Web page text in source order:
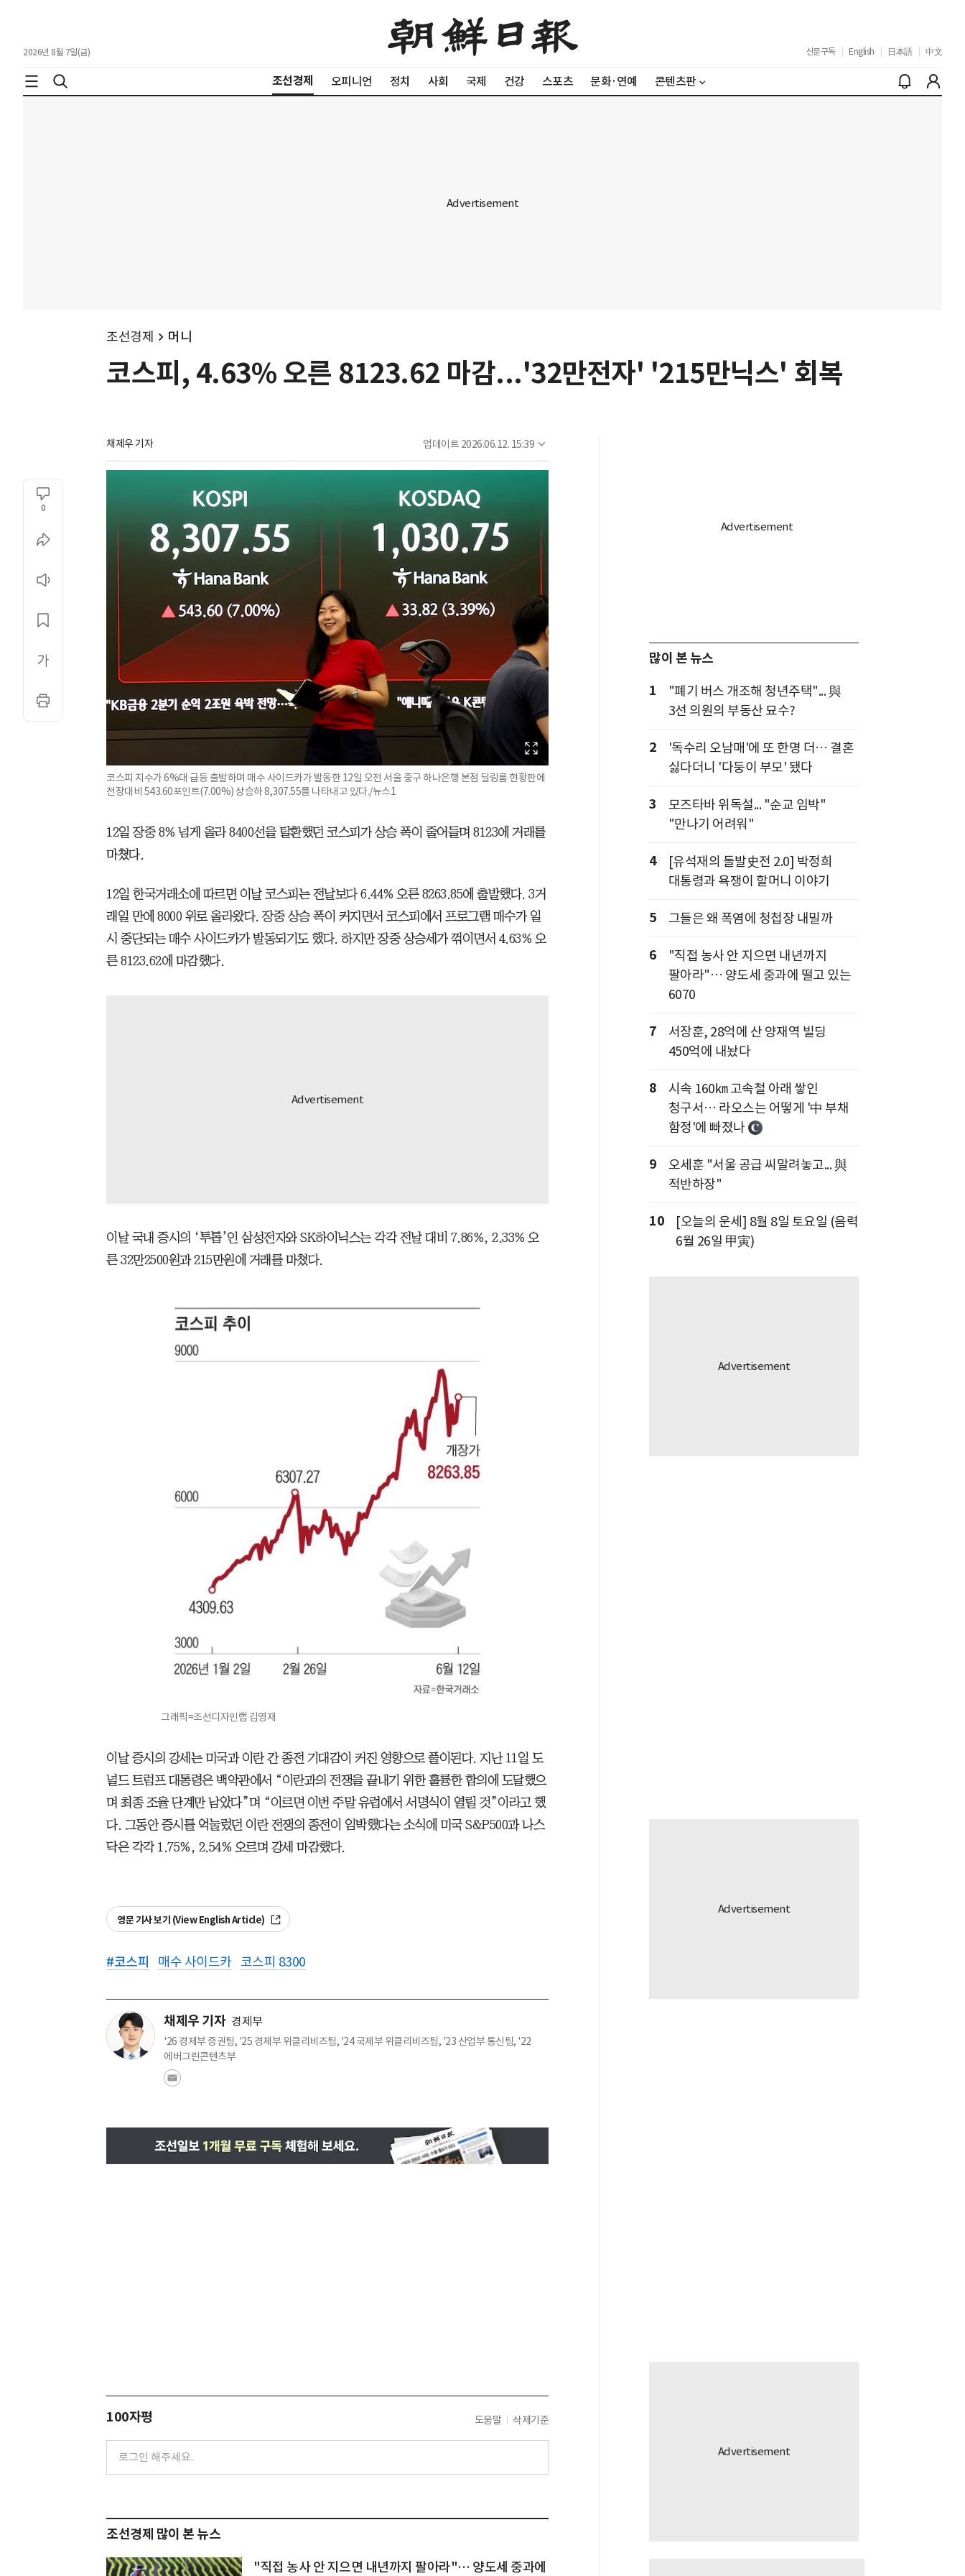
2026년 8월 7일(금) 신문구독 English 日本語 中文
조선경제 오피니언 정치 사회 국제 건강 스포츠 문화·연예 콘텐츠판
조선경제 머니
코스피, 4.63% 오른 8123.62 마감...'32만전자' '215만닉스' 회복
채제우 기자 업데이트 2026.06.12. 15:39
0
코스피 지수가 6%대 급등 출발하며 매수 사이드카가 발동한 12일 오전 서울 중구 하나은행 본점 딜링룸 현황판에
전장대비 543.60포인트(7.00%) 상승하 8,307.55를 나타내고 있다./뉴스1
12일 장중 8% 넘게 올라 8400선을 탈환했던 코스피가 상승 폭이 줄어들며 8123에 거래를
마쳤다.
12일 한국거래소에 따르면 이날 코스피는 전날보다 6.44% 오른 8263.85에 출발했다. 3거
래일 만에 8000 위로 올라왔다. 장중 상승 폭이 커지면서 코스피에서 프로그램 매수가 일
시 중단되는 매수 사이드카가 발동되기도 했다. 하지만 장중 상승세가 꺾이면서 4.63% 오
른 8123.62에 마감했다.
이날 국내 증시의 ‘투톱’인 삼성전자와 SK하이닉스는 각각 전날 대비 7.86%, 2.33% 오
른 32만2500원과 215만원에 거래를 마쳤다.
그래픽=조선디자인랩 김영재
이날 증시의 강세는 미국과 이란 간 종전 기대감이 커진 영향으로 풀이된다. 지난 11일 도
널드 트럼프 대통령은 백악관에서 “이란과의 전쟁을 끝내기 위한 훌륭한 합의에 도달했으
며 최종 조율 단계만 남았다”며 “이르면 이번 주말 유럽에서 서명식이 열릴 것”이라고 했
다. 그동안 증시를 억눌렀던 이란 전쟁의 종전이 임박했다는 소식에 미국 S&P500과 나스
닥은 각각 1.75%, 2.54% 오르며 강세 마감했다.
영문 기사 보기 (View English Article)
#코스피 매수 사이드카 코스피 8300
채제우 기자 경제부
'26 경제부 증권팀, '25 경제부 위클리비즈팀, '24 국제부 위클리비즈팀, '23 산업부 통신팀, '22
에버그린콘텐츠부
100자평 도움말 삭제기준
조선경제 많이 본 뉴스
"직접 농사 안 지으면 내년까지 팔아라"… 양도세 중과에
많이 본 뉴스
1
"폐기 버스 개조해 청년주택"... 與
3선 의원의 부동산 묘수?
2
'독수리 오남매'에 또 한명 더… 결혼
싫다더니 '다둥이 부모' 됐다
3
모즈타바 위독설... "순교 임박"
"만나기 어려워"
4
[유석재의 돌발史전 2.0] 박정희
대통령과 욕쟁이 할머니 이야기
5 그들은 왜 폭염에 청첩장 내밀까
6
"직접 농사 안 지으면 내년까지
팔아라"… 양도세 중과에 떨고 있는
6070
7
서장훈, 28억에 산 양재역 빌딩
450억에 내놨다
8
시속 160㎞ 고속철 아래 쌓인
청구서… 라오스는 어떻게 '中 부채
함정'에 빠졌나
9
오세훈 "서울 공급 씨말려놓고... 與
적반하장"
10
[오늘의 운세] 8월 8일 토요일 (음력
6월 26일 甲寅)